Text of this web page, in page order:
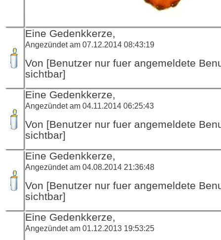
Eine Gedenkkerze,
Angezündet am 07.12.2014 08:43:19
Von [Benutzer nur fuer angemeldete
sichtbar]
Eine Gedenkkerze,
Angezündet am 04.11.2014 06:25:43
Von [Benutzer nur fuer angemeldete
sichtbar]
Eine Gedenkkerze,
Angezündet am 04.08.2014 21:36:48
Von [Benutzer nur fuer angemeldete
sichtbar]
Eine Gedenkkerze,
Angezündet am 01.12.2013 19:53:25